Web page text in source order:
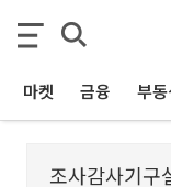
마켓 금융 부